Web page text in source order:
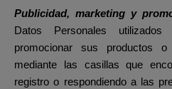
Publicidad, marketing y
Datos Personales
promocionar sus productos
mediante las casillas que
registro o respondiendo a las